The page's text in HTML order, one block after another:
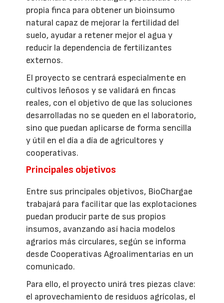
propia finca para obtener un bioinsumo
natural capaz de mejorar la fertilidad del
suelo, ayudar a retener mejor el agua y
reducir la dependencia de fertilizantes
externos.
El proyecto se centrará especialmente en
cultivos leñosos y se validará en fincas
reales, con el objetivo de que las soluciones
desarrolladas no se queden en el laboratorio,
sino que puedan aplicarse de forma sencilla
y útil en el día a día de agricultores y
cooperativas.
Principales objetivos
Entre sus principales objetivos, BioChargae
trabajará para facilitar que las explotaciones
puedan producir parte de sus propios
insumos, avanzando así hacia modelos
agrarios más circulares, según se informa
desde Cooperativas Agroalimentarias en un
comunicado.
Para ello, el proyecto unirá tres piezas clave:
el aprovechamiento de residuos agrícolas, el